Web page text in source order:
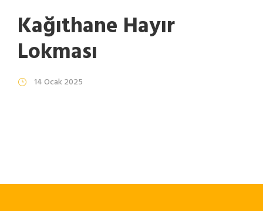
Kağıthane Hayır
Lokması
14 Ocak 2025